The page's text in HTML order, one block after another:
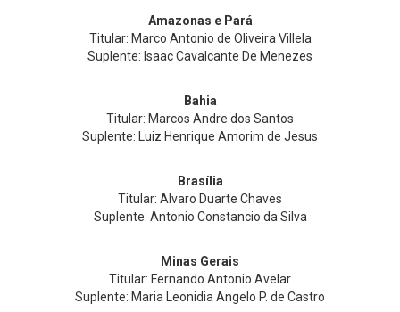
Amazonas e Pará
Titular: Marco Antonio de Oliveira Villela
Suplente: Isaac Cavalcante De Menezes
Bahia
Titular: Marcos Andre dos Santos
Suplente: Luiz Henrique Amorim de Jesus
Brasília
Titular: Alvaro Duarte Chaves
Suplente: Antonio Constancio da Silva
Minas Gerais
Titular: Fernando Antonio Avelar
Suplente: Maria Leonidia Angelo P. de Castro